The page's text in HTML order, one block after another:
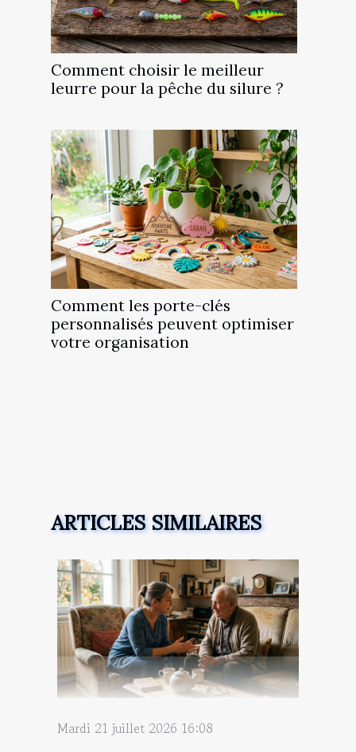
Comment choisir le meilleur
leurre pour la pêche du silure ?
Comment les porte-clés
personnalisés peuvent optimiser
votre organisation
ARTICLES SIMILAIRES
Mardi 21 juillet 2026 16:08